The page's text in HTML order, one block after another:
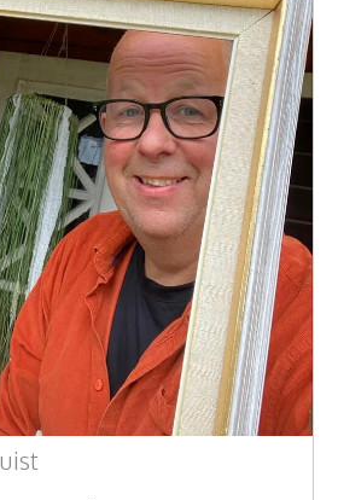
service,
entreprenörskap,